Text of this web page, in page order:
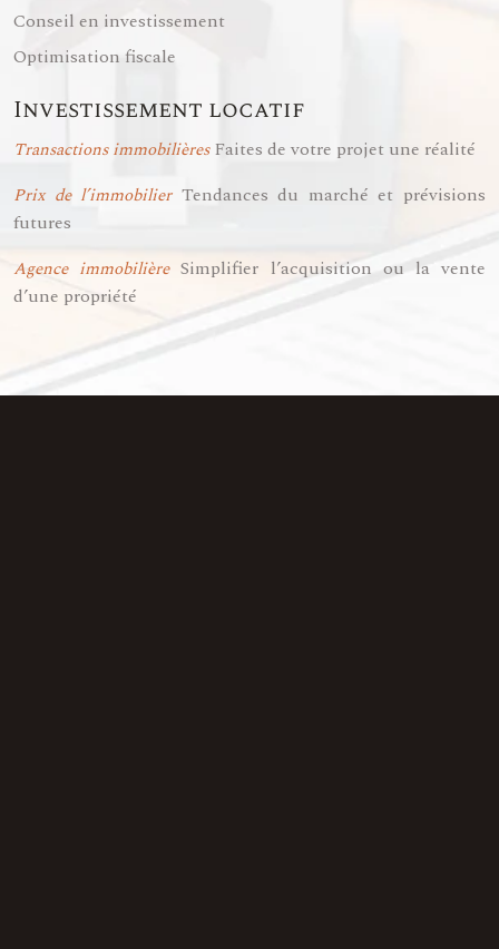
Conseil en investissement
Optimisation fiscale
Investissement locatif
Transactions immobilièresFaites de votre projet une réalité
Prix de l’immobilierTendances du marché et prévisions
futures
Agence immobilièreSimplifier l’acquisition ou la vente
d’une propriété